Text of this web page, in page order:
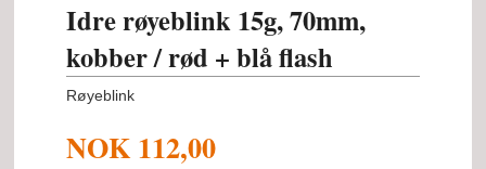
Idre røyeblink 15g, 70mm,
kobber / rød + blå flash
Røyeblink
NOK 112,00